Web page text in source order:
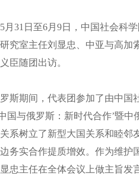
31日至6月9日，中国社会科学
究室主任刘显忠、中亚与高
臣随团出访。
期间，代表团参加了由中国
中国与俄罗斯：新时代合作’暨
系树立了新型大国关系和睦邻
务实合作提质增效。作为维护
忠主任在全体会议上做主旨发